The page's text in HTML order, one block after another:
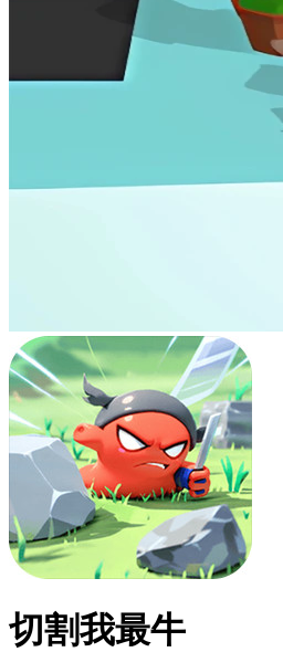
切割我最牛